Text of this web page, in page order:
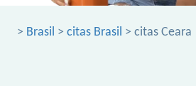
> Brasil > citas Brasil > citas Ceara